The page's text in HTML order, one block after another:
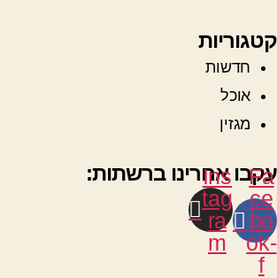
קטגוריות
חדשות
אוכל
מגזין
עקבו אחרינו ברשתות:
Fa
ce
bo
ok-
f
Ins
tag
ra
m